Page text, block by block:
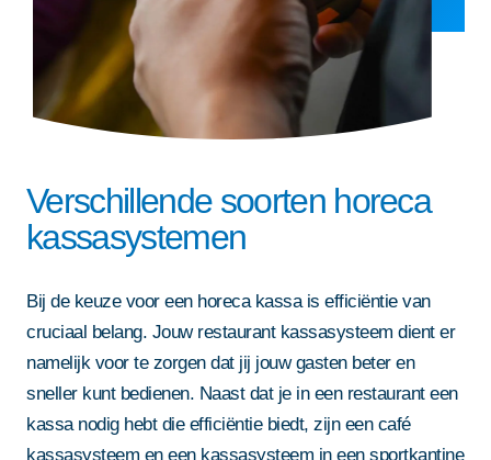
Verschillende soorten horeca
kassasystemen
Bij de keuze voor een horeca kassa is efficiëntie van
cruciaal belang. Jouw restaurant kassasysteem dient er
namelijk voor te zorgen dat jij jouw gasten beter en
sneller kunt bedienen. Naast dat je in een restaurant een
kassa nodig hebt die efficiëntie biedt, zijn een café
kassasysteem en een kassasysteem in een sportkantine